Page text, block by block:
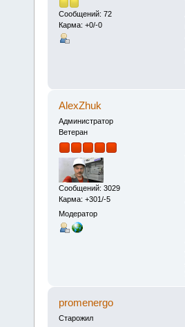
Сообщений: 72
Карма: +0/-0
AlexZhuk
Администратор
Ветеран
Сообщений: 3029
Карма: +301/-5
Модератор
promenergo
Старожил